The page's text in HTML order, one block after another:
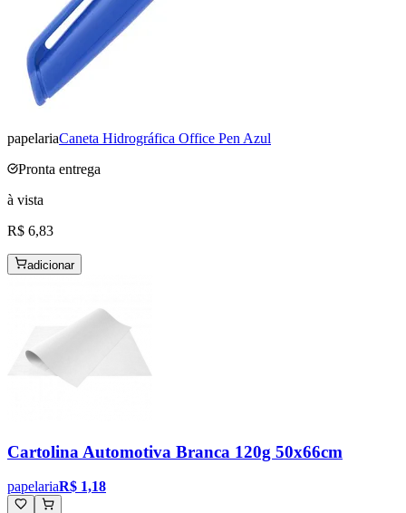
papelariaCaneta Hidrográfica Office Pen Azul
Pronta entrega
à vista
R$ 6,83
adicionar
Cartolina Automotiva Branca 120g 50x66cm
papelariaR$ 1,18